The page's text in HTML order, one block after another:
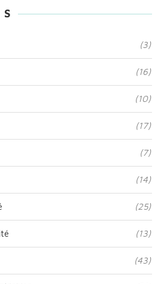
S
(3)
(16)
(10)
(17)
(7)
(14)
(25)
(13)
(43)